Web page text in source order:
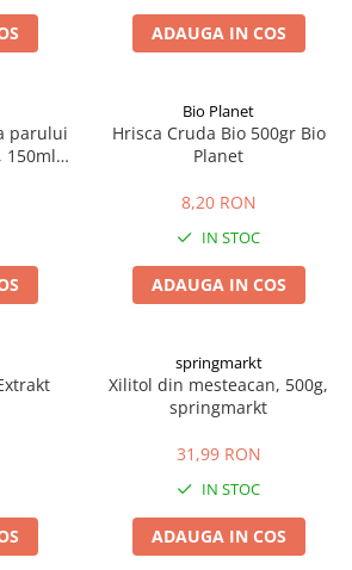
ADAUGA IN COS
parului
150ml,
Bio Planet
Hrisca Cruda Bio 500gr Bio
Planet
8,20 RON
IN STOC
ADAUGA IN COS
springmarkt
Xilitol din mesteacan, 500g,
springmarkt
31,99 RON
IN STOC
ADAUGA IN COS